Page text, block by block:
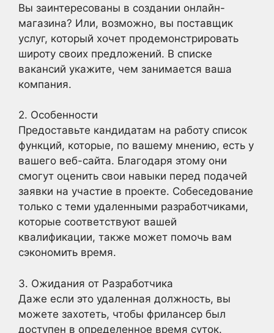
Вы заинтересованы в создании онлайн-
магазина? Или, возможно, вы поставщик
услуг, который хочет продемонстрировать
широту своих предложений. В списке
вакансий укажите, чем занимается ваша
компания.
2. Особенности
Предоставьте кандидатам на работу список
функций, которые, по вашему мнению, есть у
вашего веб-сайта. Благодаря этому они
смогут оценить свои навыки перед подачей
заявки на участие в проекте. Собеседование
только с теми удаленными разработчиками,
которые соответствуют вашей
квалификации, также может помочь вам
сэкономить время.
3. Ожидания от Разработчика
Даже если это удаленная должность, вы
можете захотеть, чтобы фрилансер был
доступен в определенное время суток.